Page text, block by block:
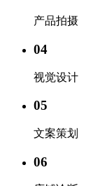
产品拍摄
04
视觉设计
05
文案策划
06